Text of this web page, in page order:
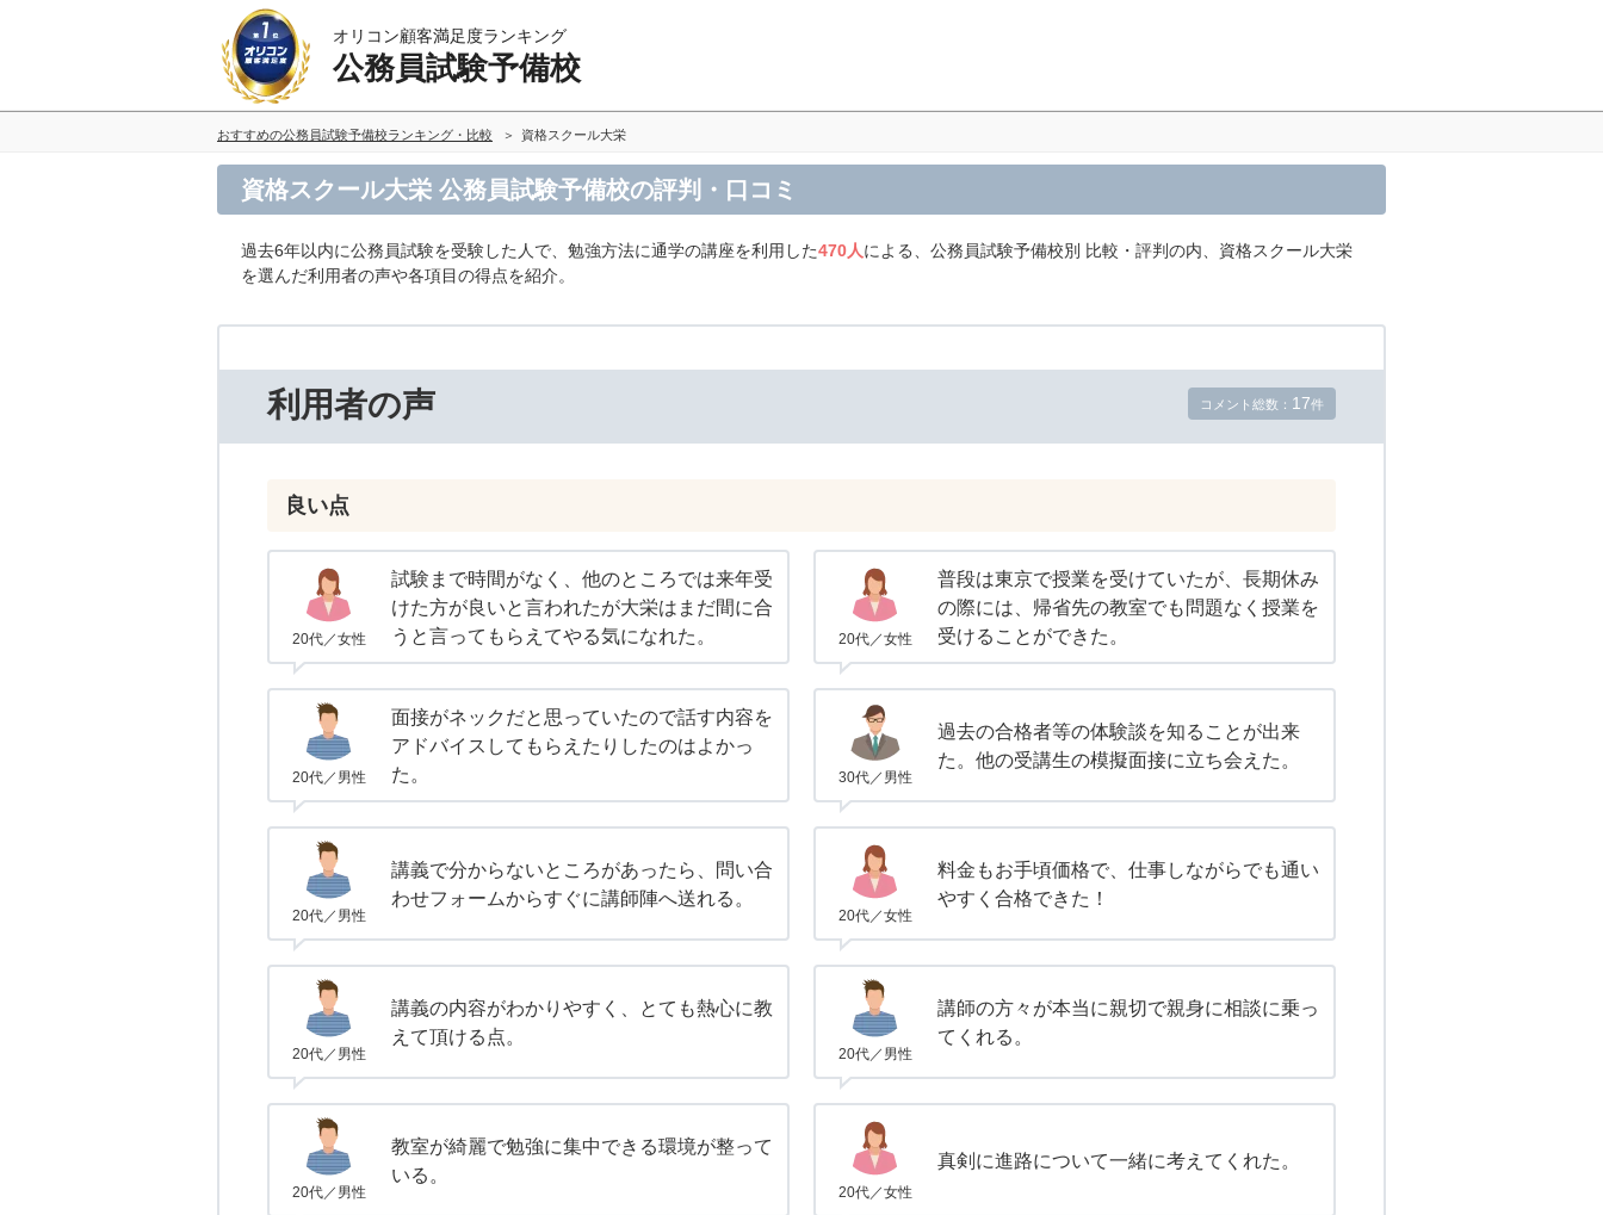
オリコン顧客満足度ランキング
公務員試験予備校
おすすめの公務員試験予備校ランキング・比較 資格スクール大栄
資格スクール大栄 公務員試験予備校の評判・口コミ
過去6年以内に公務員試験を受験した人で、勉強方法に通学の講座を利用した470人による、公務員試験予備校別 比較・評判の内、資格スクール大栄
を選んだ利用者の声や各項目の得点を紹介。
利用者の声 コメント総数： 17件
良い点
20代／女性
試験まで時間がなく、他のところでは来年受
けた方が良いと言われたが大栄はまだ間に合
うと言ってもらえてやる気になれた。
20代／女性
普段は東京で授業を受けていたが、長期休み
の際には、帰省先の教室でも問題なく授業を
受けることができた。
20代／男性
面接がネックだと思っていたので話す内容を
アドバイスしてもらえたりしたのはよかっ
た。
30代／男性
過去の合格者等の体験談を知ることが出来
た。他の受講生の模擬面接に立ち会えた。
20代／男性
講義で分からないところがあったら、問い合
わせフォームからすぐに講師陣へ送れる。
20代／女性
料金もお手頃価格で、仕事しながらでも通い
やすく合格できた！
20代／男性
講義の内容がわかりやすく、とても熱心に教
えて頂ける点。
20代／男性
講師の方々が本当に親切で親身に相談に乗っ
てくれる。
20代／男性
教室が綺麗で勉強に集中できる環境が整って
いる。
20代／女性
真剣に進路について一緒に考えてくれた。